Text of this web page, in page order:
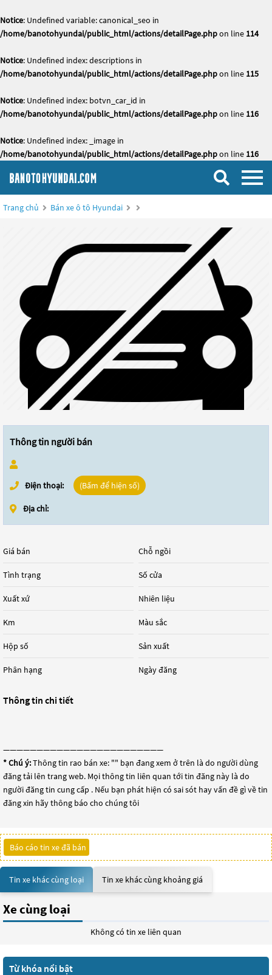
Notice: Undefined variable: canonical_seo in
/home/banotohyundai/public_html/actions/detailPage.phpon line 114
Notice: Undefined index: descriptions in
/home/banotohyundai/public_html/actions/detailPage.phpon line 115
Notice: Undefined index: botvn_car_id in
/home/banotohyundai/public_html/actions/detailPage.phpon line 116
Notice: Undefined index: _image in
/home/banotohyundai/public_html/actions/detailPage.phpon line 116
Trang chủ Bán xe ô tô Hyundai
Thông tin người bán
Điện thoại: (Bấm để hiện số)
Địa chỉ:
Giá bán
Tình trạng
Xuất xứ
Km
Hộp số
Phân hạng
Chỗ ngồi
Số cửa
Nhiên liệu
Màu sắc
Sản xuất
Ngày đăng
Thông tin chi tiết
————————————————————————
* Chú ý:Thông tin rao bán xe: "" bạn đang xem ở trên là do người dùng
đăng tải lên trang web. Mọi thông tin liên quan tới tin đăng này là do
người đăng tin cung cấp . Nếu bạn phát hiện có sai sót hay vấn đề gì về tin
đăng xin hãy thông báo cho chúng tôi
Báo cáo tin xe đã bán
Tin xe khác cùng loại Tin xe khác cùng khoảng giá
Xe cùng loại
Không có tin xe liên quan
Từ khóa nổi bật